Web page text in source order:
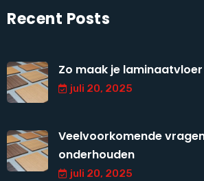
Recent Posts
Zo maak je laminaatvloer
juli 20, 2025
Veelvoorkomende
onderhouden
juli 20, 2025